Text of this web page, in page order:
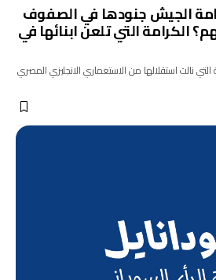
الجيش جنودها في الصفوف
الكرامة التي تلعن ابنائها في
التي نالت استقلالها من الاستعماري الانجليزي المصري